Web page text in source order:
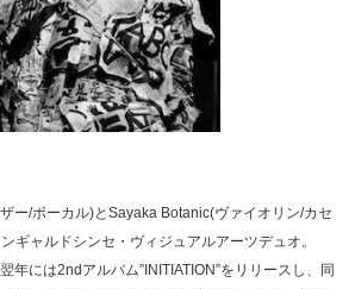
ー/ボーカル)とSayaka Botanic(ヴァイオリン/カセ
ギャルドシンセ・ヴィジュアルアーツデュオ。
年には2ndアルバム”INITIATION”をリリースし、同